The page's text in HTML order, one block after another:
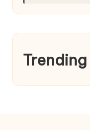
Trending